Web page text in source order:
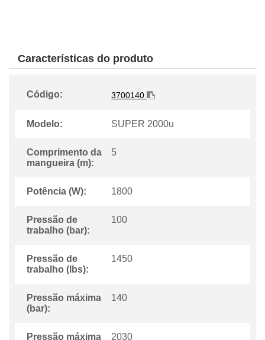
Características do produto
Código: 3700140
Modelo: SUPER 2000u
Comprimento da
mangueira (m):
5
Potência (W): 1800
Pressão de
trabalho (bar):
100
Pressão de
trabalho (lbs):
1450
Pressão máxima
(bar):
140
Pressão máxima 2030